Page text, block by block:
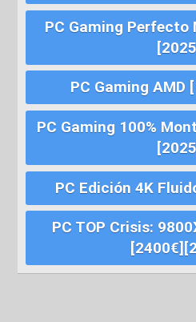
PC Gaming Perfecto
PC Gaming AMD
PC Gaming 100%
PC Edición 4K
PC TOP Crisis: